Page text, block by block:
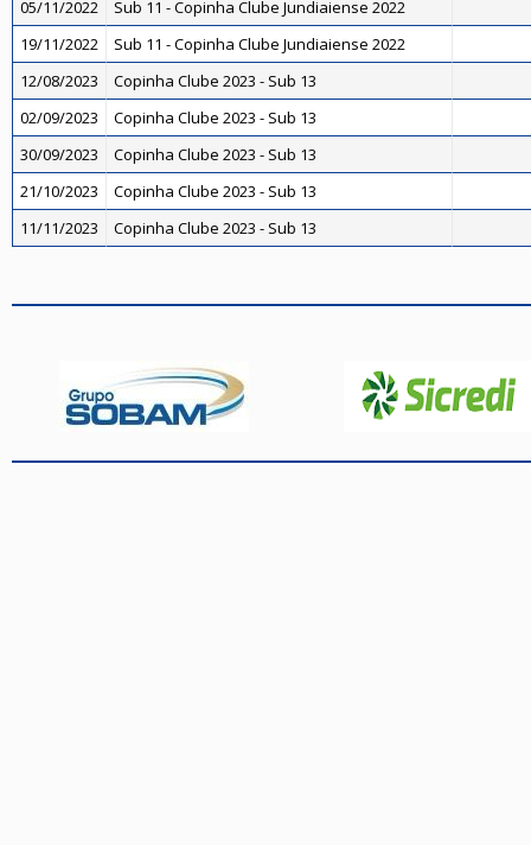
05/11/2022
Sub 11 - Copinha Clube Jundiaiense 2022
19/11/2022
Sub 11 - Copinha Clube Jundiaiense 2022
12/08/2023
Copinha Clube 2023 - Sub 13
02/09/2023
Copinha Clube 2023 - Sub 13
30/09/2023
Copinha Clube 2023 - Sub 13
21/10/2023
Copinha Clube 2023 - Sub 13
11/11/2023
Copinha Clube 2023 - Sub 13